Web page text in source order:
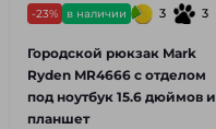
-23% в наличии 3 3
Городской рюкзак Mark
Ryden MR4666 с отделом
под ноутбук 15.6 дюймов и
планшет